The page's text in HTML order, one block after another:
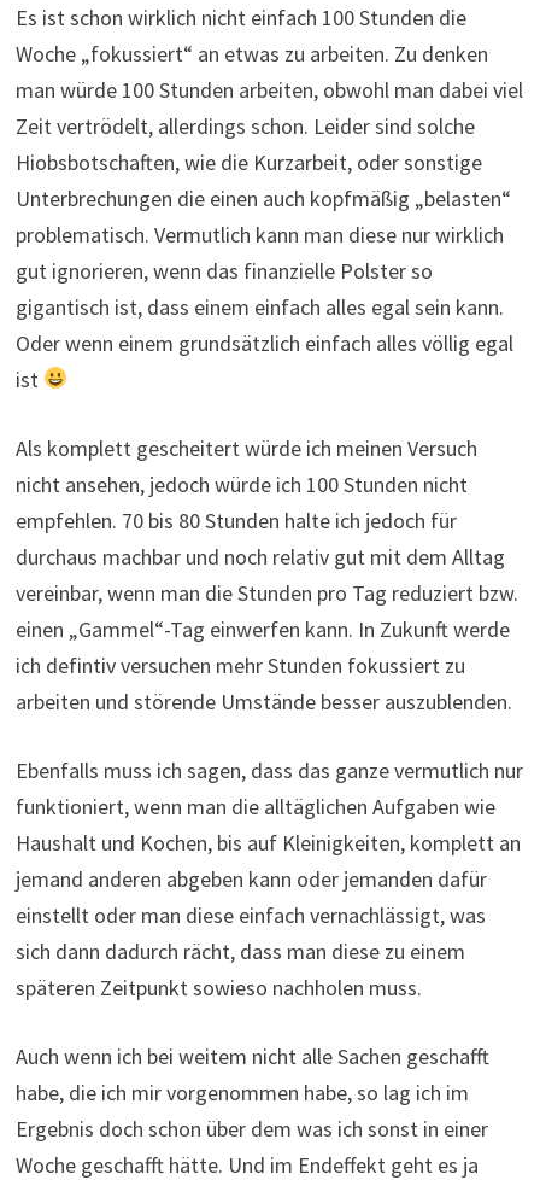
Es ist schon wirklich nicht einfach 100 Stunden die
Woche „fokussiert“ an etwas zu arbeiten. Zu denken
man würde 100 Stunden arbeiten, obwohl man dabei viel
Zeit vertrödelt, allerdings schon. Leider sind solche
Hiobsbotschaften, wie die Kurzarbeit, oder sonstige
Unterbrechungen die einen auch kopfmäßig „belasten“
problematisch. Vermutlich kann man diese nur wirklich
gut ignorieren, wenn das finanzielle Polster so
gigantisch ist, dass einem einfach alles egal sein kann.
Oder wenn einem grundsätzlich einfach alles völlig egal
ist
Als komplett gescheitert würde ich meinen Versuch
nicht ansehen, jedoch würde ich 100 Stunden nicht
empfehlen. 70 bis 80 Stunden halte ich jedoch für
durchaus machbar und noch relativ gut mit dem Alltag
vereinbar, wenn man die Stunden pro Tag reduziert bzw.
einen „Gammel“-Tag einwerfen kann. In Zukunft werde
ich defintiv versuchen mehr Stunden fokussiert zu
arbeiten und störende Umstände besser auszublenden.
Ebenfalls muss ich sagen, dass das ganze vermutlich nur
funktioniert, wenn man die alltäglichen Aufgaben wie
Haushalt und Kochen, bis auf Kleinigkeiten, komplett an
jemand anderen abgeben kann oder jemanden dafür
einstellt oder man diese einfach vernachlässigt, was
sich dann dadurch rächt, dass man diese zu einem
späteren Zeitpunkt sowieso nachholen muss.
Auch wenn ich bei weitem nicht alle Sachen geschafft
habe, die ich mir vorgenommen habe, so lag ich im
Ergebnis doch schon über dem was ich sonst in einer
Woche geschafft hätte. Und im Endeffekt geht es ja